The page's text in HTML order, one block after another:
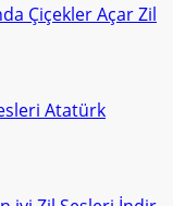
Çiçekler Açar Zil
Atatürk